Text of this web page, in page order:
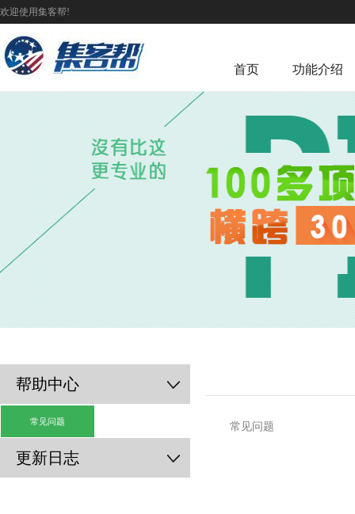
欢迎使用集客帮!
首页 功能介绍
帮助中心
常见问题
更新日志
常见问题